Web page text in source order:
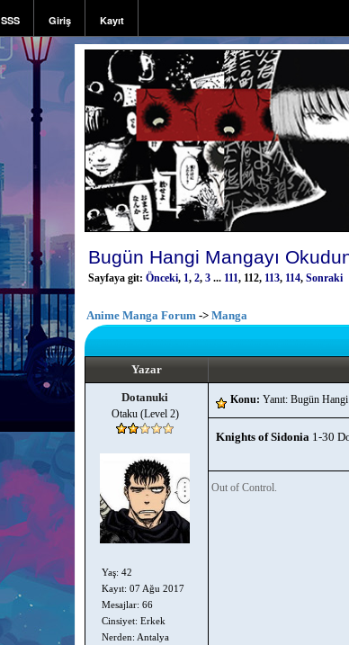
SSS Giriş Kayıt
Bugün Hangi Mangayı
Sayfaya git: Önceki, 1, 2, 3 ... 111, 112, 113, 114, Sonraki
Anime Manga Forum -> Manga
Yazar
Dotanuki
Otaku (Level 2)
Yaş: 42
Kayıt: 07 Ağu 2017
Mesajlar: 66
Cinsiyet: Erkek
Nerden: Antalya
Konu: Yanıt: Bugün
Knights of Sidonia 1-30
Out of Control.